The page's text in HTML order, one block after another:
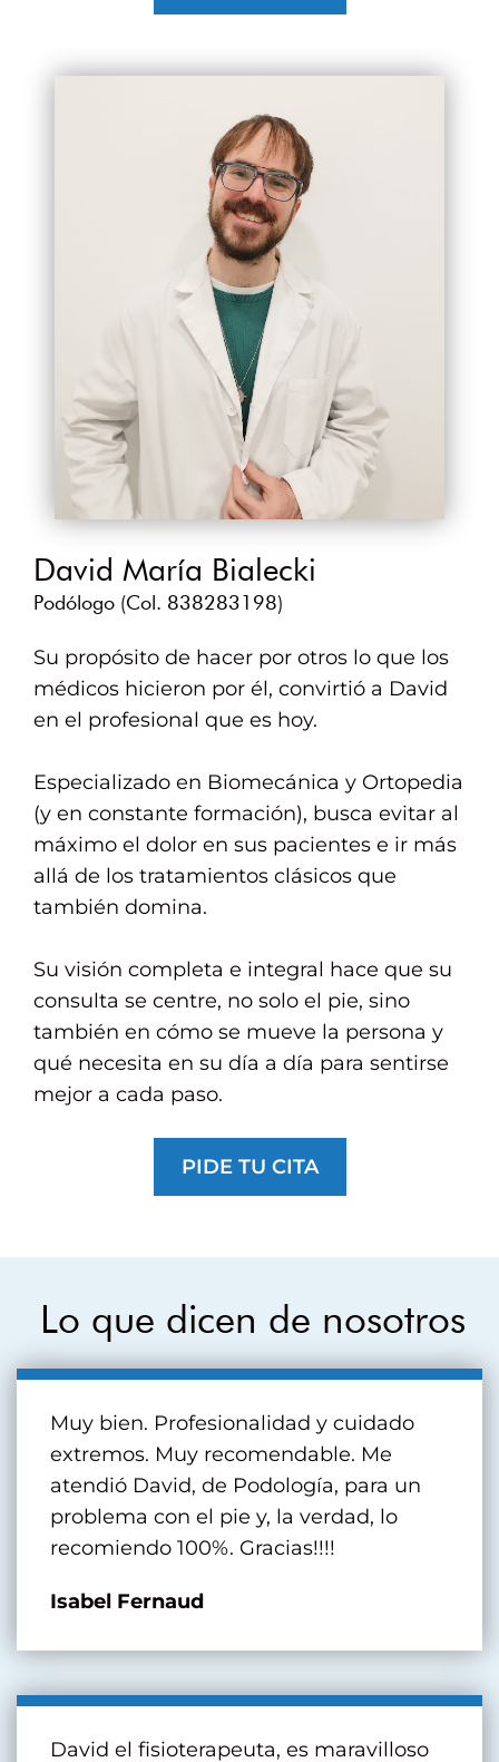
David María Bialecki
Podólogo (Col. 838283198)
Su propósito de hacer por otros lo que los
médicos hicieron por él, convirtió a David
en el profesional que es hoy.
Especializado en Biomecánica y Ortopedia
(y en constante formación), busca evitar al
máximo el dolor en sus pacientes e ir más
allá de los tratamientos clásicos que
también domina.
Su visión completa e integral hace que su
consulta se centre, no solo el pie, sino
también en cómo se mueve la persona y
qué necesita en su día a día para sentirse
mejor a cada paso.
PIDE TU CITA
Lo que dicen de nosotros
Muy bien. Profesionalidad y cuidado
extremos. Muy recomendable. Me
atendió David, de Podología, para un
problema con el pie y, la verdad, lo
recomiendo 100%. Gracias!!!!
Isabel Fernaud
David el fisioterapeuta, es maravilloso